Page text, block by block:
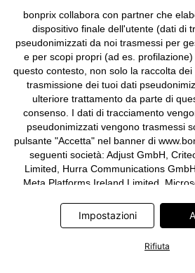
bonprix collabora con partner che
dispositivo finale dell'utente (dati di
pseudonimizzati da noi trasmessi per
e per scopi propri (ad es.
questo contesto, non solo la raccolta
trasmissione dei tuoi dati
ulteriore trattamento da parte di
consenso. I dati di tracciamento
pseudonimizzati vengono trasmessi
pulsante "Accetta" nel banner di
seguenti società: Adjust GmbH,
Limited, Hurra Communications
Meta Platforms Ireland Limited,
Information Technologies UK Limited.
trattamento dei dati da parte di questi
accessibile anche tramite un
Impostazioni
Rifiuta